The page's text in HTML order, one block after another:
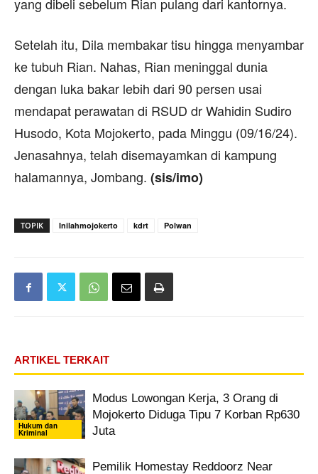
Setelah itu, Dila membakar tisu hingga menyambar
ke tubuh Rian. Nahas, Rian meninggal dunia
dengan luka bakar lebih dari 90 persen usai
mendapat perawatan di RSUD dr Wahidin Sudiro
Husodo, Kota Mojokerto, pada Minggu (09/16/24).
Jenasahnya, telah disemayamkan di kampung
halamannya, Jombang. (sis/imo)
TOPIK Inilahmojokerto kdrt Polwan
ARTIKEL TERKAIT
Hukum dan
Kriminal
Modus Lowongan Kerja, 3 Orang di
Mojokerto Diduga Tipu 7 Korban Rp630
Juta
Pemilik Homestay Reddoorz Near